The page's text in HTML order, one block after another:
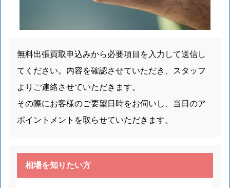
無料出張買取申込みから必要項目を入力して送信し
てください。内容を確認させていただき、スタッフ
よりご連絡させていただきます。
その際にお客様のご要望日時をお伺いし、当日のア
ポイントメントを取らせていただきます。
相場を知りたい方